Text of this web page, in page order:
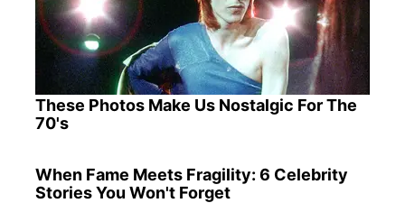
These Photos Make Us Nostalgic For The
70's
When Fame Meets Fragility: 6 Celebrity
Stories You Won't Forget